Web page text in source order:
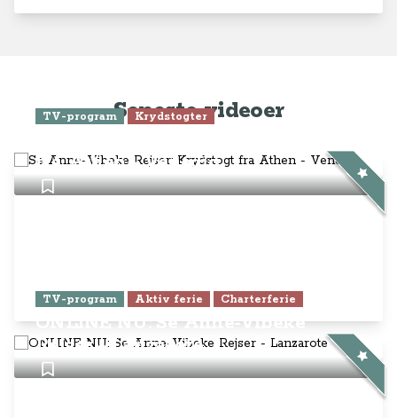
Seneste videoer
TV-program Krydstogter
fra Athen - Venedig
TV-program Aktiv ferie Charterferie
ONLINE NU: Se Anne-Vibeke
Rejser - Lanzarote